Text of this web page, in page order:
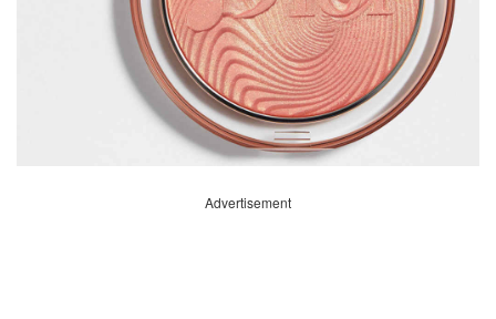
Advertisement